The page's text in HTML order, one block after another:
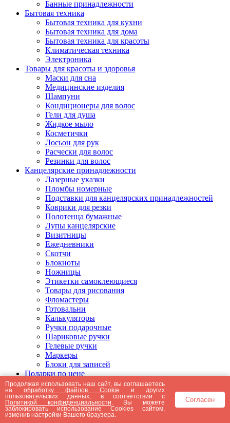
Банные принадлежности
Бытовая техника
Бытовая техника для кухни
Бытовая техника для дома
Бытовая техника для красоты
Климатическая техника
Электроника
Товары для красоты и здоровья
Маски для сна
Медицинские изделия
Шампуни
Кондиционеры для волос
Гели для душа
Жидкое мыло
Косметички
Лосьон для рук
Расчески для волос
Резинки для волос
Канцелярские принадлежности
Лазерные указки
Пломбы номерные
Подставки для канцелярских принадлежностей
Коврики для резки
Полотенца бумажные
Лупы канцелярские
Визитницы
Ежедневники
Скотчи
Блокноты
Ножницы
Этикетки самоклеющиеся
Товары для рисования
Фломастеры
Готовальни
Калькуляторы
Ручки подарочные
Шариковые ручки
Гелевые ручки
Маркеры
Блоки для записей
Подарки по цене
Подарки от 5000 рублей
Подарки до 5000 рублей
Подарки до 3000 рублей
Подарки до 2000 рублей
Подарки до 1000 рублей
Продолжая использовать наш сайт, вы соглашаетесь
наобработку файлов Cookie и других
пользовательских данных, в соответствии с
Политикой конфиденциальности . Вы можете
заблокировать использование Cookies сайтом,
изменив настройки Вашего браузера.
Согласен